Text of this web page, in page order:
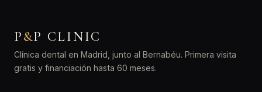
P&P CLINIC
Clínica dental en Madrid, junto al Bernabéu. Primera visita
gratis y financiación hasta 60 meses.